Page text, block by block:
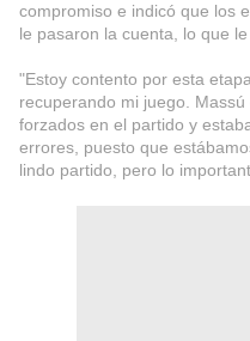
compromiso e indicó que los
le pasaron la cuenta, lo que
"Estoy contento por esta
recuperando mi juego.
forzados en el partido y
errores, puesto que
lindo partido, pero lo